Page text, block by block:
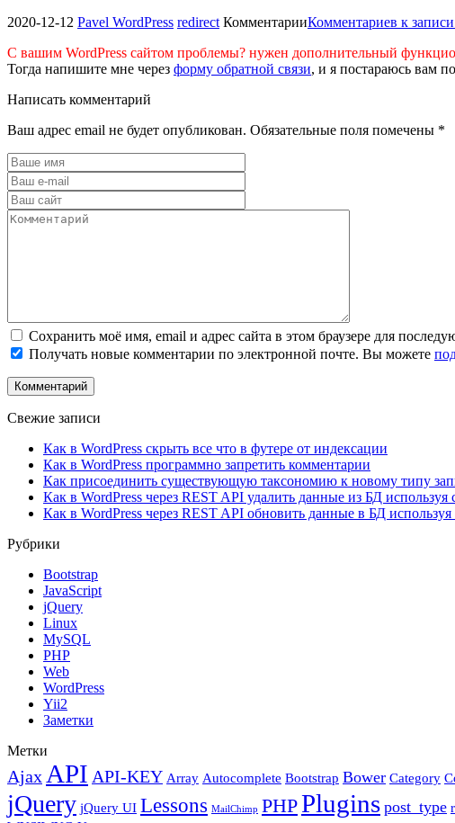
2020-12-12 Pavel WordPress redirect КомментарииКомментариев к
С вашим WordPress сайтом проблемы? нужен дополнительный
Тогда напишите мне через форму обратной связи, и я постараюсь вам
Написать комментарий
Ваш адрес email не будет опубликован. Обязательные поля помечены *
Сохранить моё имя, email и адрес сайта в этом браузере для
Получать новые комментарии по электронной почте. Вы можете
Свежие записи
Как в WordPress скрыть все что в футере от индексации
Как в WordPress программно запретить комментарии
Как присоединить существующую таксономию к новому типу
Как в WordPress через REST API удалить данные из БД
Как в WordPress через REST API обновить данные в БД
Рубрики
Bootstrap
JavaScript
jQuery
Linux
MySQL
PHP
Web
WordPress
Yii2
Заметки
Метки
Ajax API API-KEY Array Autocomplete Bootstrap Bower Category
jQuery jQuery UI Lessons MailChimp PHPPlugins post_type